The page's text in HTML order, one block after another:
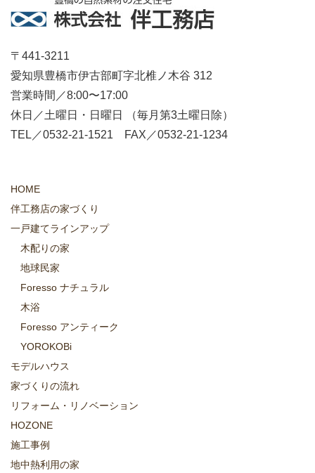
〒441-3211
愛知県豊橋市伊古部町字北椎ノ木谷 312
営業時間／8:00〜17:00
休日／土曜日・日曜日 （毎月第3土曜日除）
TEL／0532-21-1521 FAX／0532-21-1234
HOME
伴工務店の家づくり
一戸建てラインアップ
木配りの家
地球民家
Foresso ナチュラル
木浴
Foresso アンティーク
YOROKOBi
モデルハウス
家づくりの流れ
リフォーム・リノベーション
HOZONE
施工事例
地中熱利用の家